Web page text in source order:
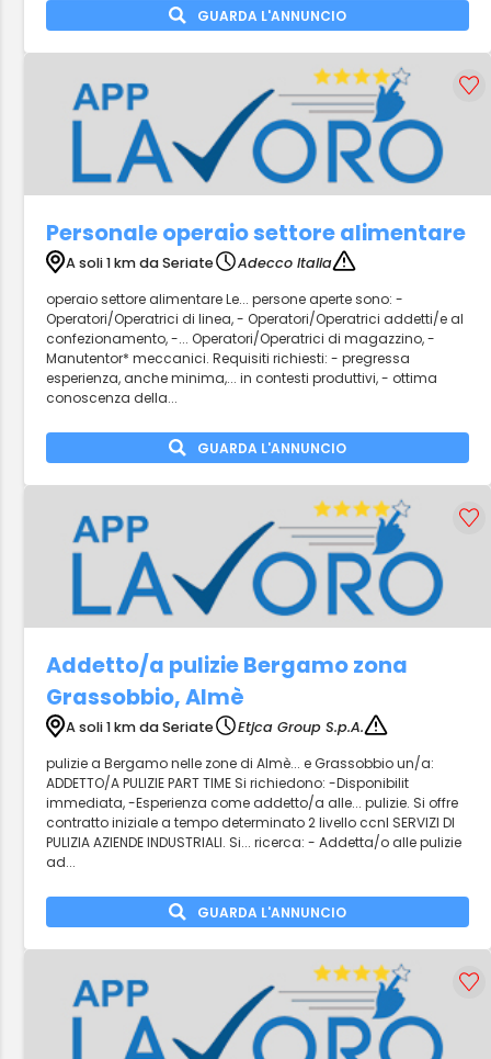
GUARDA L'ANNUNCIO
Personale operaio settore alimentare
A soli 1 km da Seriate
Adecco Italia
operaio settore alimentare Le... persone aperte sono: -
Operatori/Operatrici di linea, - Operatori/Operatrici addetti/e al
confezionamento, -... Operatori/Operatrici di magazzino, -
Manutentor* meccanici. Requisiti richiesti: - pregressa
esperienza, anche minima,... in contesti produttivi, - ottima
conoscenza della...
GUARDA L'ANNUNCIO
Addetto/a pulizie Bergamo zona
Grassobbio, Almè
A soli 1 km da Seriate
Etjca Group S.p.A.
pulizie a Bergamo nelle zone di Almè... e Grassobbio un/a:
ADDETTO/A PULIZIE PART TIME Si richiedono: -Disponibilit
immediata, -Esperienza come addetto/a alle... pulizie. Si offre
contratto iniziale a tempo determinato 2 livello ccnl SERVIZI DI
PULIZIA AZIENDE INDUSTRIALI. Si... ricerca: - Addetta/o alle pulizie
ad...
GUARDA L'ANNUNCIO